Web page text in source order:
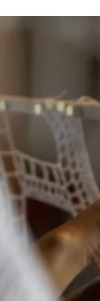
10 2026年8月
員：先着２０
加無料（予約
場 なはーと
地3-26-27
：那覇市 企
なはーと 企
詳
：45～
を見つめなお
ンダ／上江洲仁
徹／上地里佳